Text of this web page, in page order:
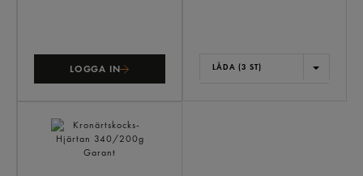
LOGGA IN LÅDA (3 ST)